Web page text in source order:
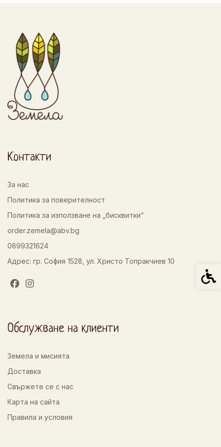
Контакти
За нас
Политика за поверителност
Политика за използване на „бисквитки“
order.zemela@abv.bg
0899321624
Адрес: гр. София 1528, ул. Христо Топракчиев 10
Обслужване на клиенти
Земела и мисията
Доставка
Свържете се с нас
Карта на сайта
Правила и условия